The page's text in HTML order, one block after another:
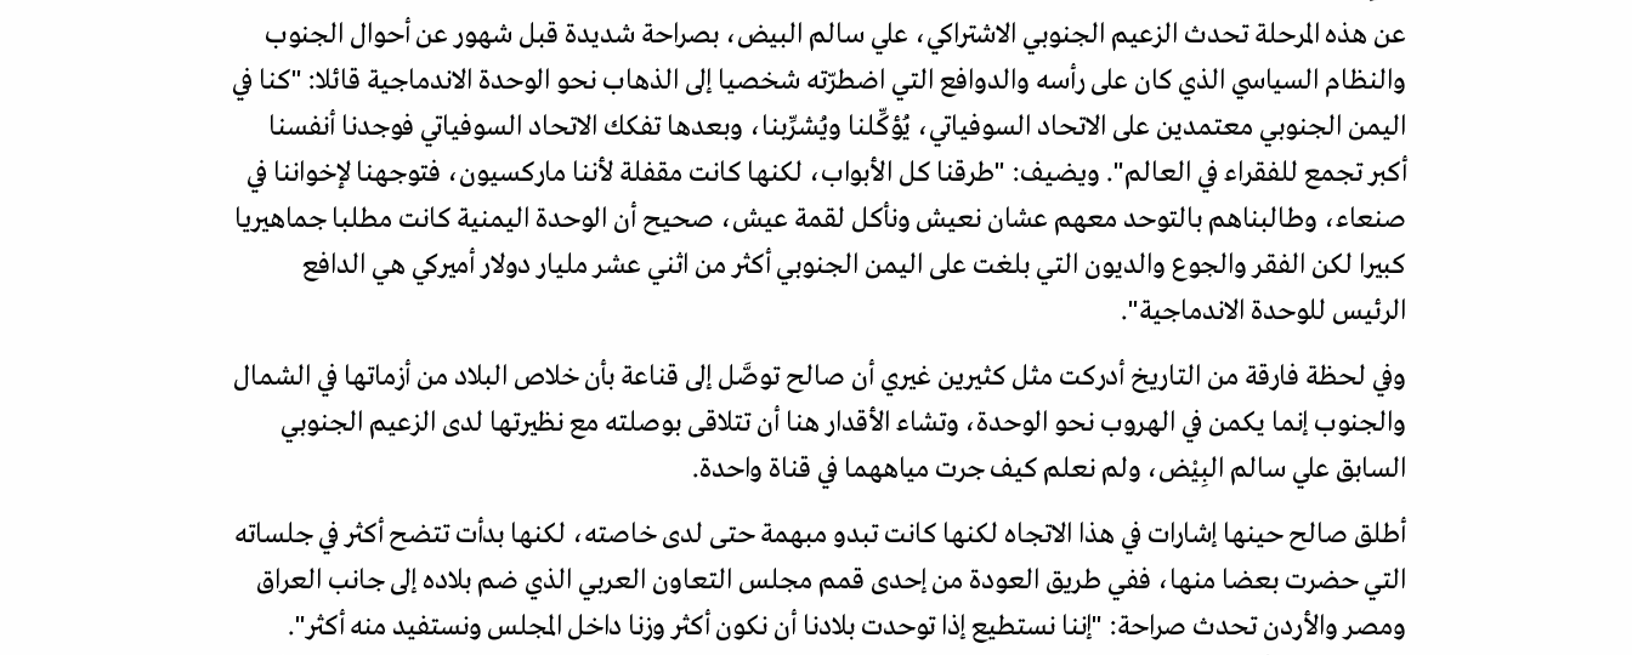
عن هذه المرحلة تحدث الزعيم الجنوبي الاشتراكي، علي سالم البيض، بصراحة شديدة قبل شهور عن أحوال الجنوب
والنظام السياسي الذي كان على رأسه والدوافع التي اضطرّته شخصيا إلى الذهاب نحو الوحدة الاندماجية قائلا: "كنا في
اليمن الجنوبي معتمدين على الاتحاد السوفياتي، يُؤكِّلنا ويُشرِّبنا، وبعدها تفكك الاتحاد السوفياتي فوجدنا أنفسنا
أكبر تجمع للفقراء في العالم". ويضيف: "طرقنا كل الأبواب، لكنها كانت مقفلة لأننا ماركسيون، فتوجهنا لإخواننا في
صنعاء، وطالبناهم بالتوحد معهم عشان نعيش ونأكل لقمة عيش، صحيح أن الوحدة اليمنية كانت مطلبا جماهيريا
كبيرا لكن الفقر والجوع والديون التي بلغت على اليمن الجنوبي أكثر من اثني عشر مليار دولار أميركي هي الدافع
الرئيس للوحدة الاندماجية".
وفي لحظة فارقة من التاريخ أدركت مثل كثيرين غيري أن صالح توصَّل إلى قناعة بأن خلاص البلاد من أزماتها في الشمال
والجنوب إنما يكمن في الهروب نحو الوحدة، وتشاء الأقدار هنا أن تتلاقى بوصلته مع نظيرتها لدى الزعيم الجنوبي
السابق علي سالم البِيْض، ولم نعلم كيف جرت مياههما في قناة واحدة.
أطلق صالح حينها إشارات في هذا الاتجاه لكنها كانت تبدو مبهمة حتى لدى خاصته، لكنها بدأت تتضح أكثر في جلساته
التي حضرت بعضا منها، ففي طريق العودة من إحدى قمم مجلس التعاون العربي الذي ضم بلاده إلى جانب العراق
ومصر والأردن تحدث صراحة: "إننا نستطيع إذا توحدت بلادنا أن نكون أكثر وزنا داخل المجلس ونستفيد منه أكثر".